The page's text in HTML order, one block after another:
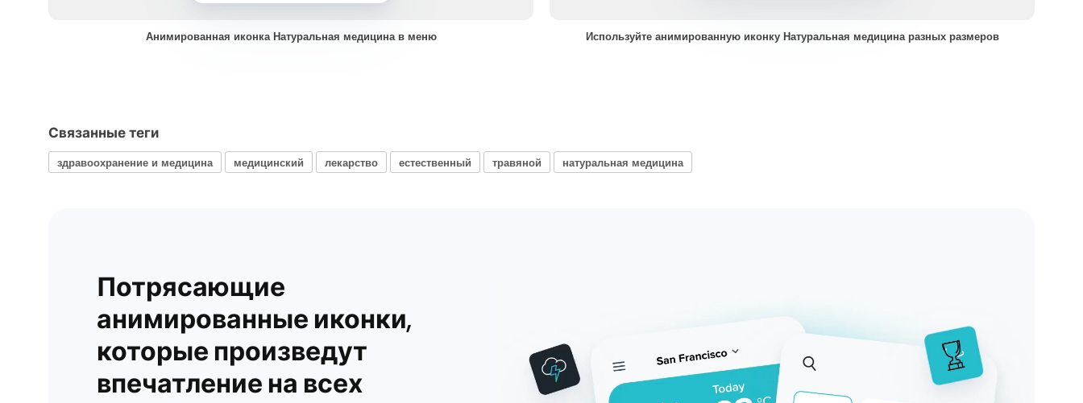
Анимированная иконка Натуральная медицина в меню Используйте анимированную иконку Натуральная медицина разных размеров
Связанные теги
здравоохранение и медицина медицинский лекарство естественный травяной натуральная медицина
Потрясающие
анимированные иконки,
которые произведут
впечатление на всех